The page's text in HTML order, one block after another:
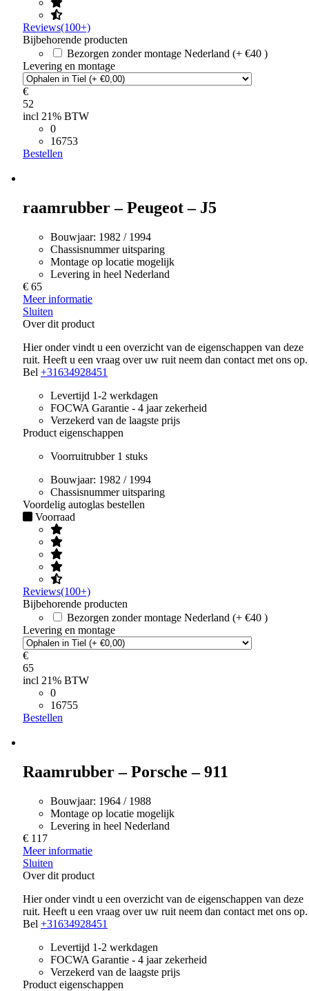
Reviews(100+)
Bijbehorende producten
Bezorgen zonder montage Nederland (+ €40 )
Levering en montage
€
52
incl 21% BTW
0
16753
Bestellen
raamrubber – Peugeot – J5
Bouwjaar: 1982 / 1994
Chassisnummer uitsparing
Montage op locatie mogelijk
Levering in heel Nederland
€ 65
Meer informatie
Sluiten
Over dit product
Hier onder vindt u een overzicht van de eigenschappen van deze
ruit. Heeft u een vraag over uw ruit neem dan contact met ons op.
Bel +31634928451
Levertijd 1-2 werkdagen
FOCWA Garantie - 4 jaar zekerheid
Verzekerd van de laagste prijs
Product eigenschappen
Voorruitrubber 1 stuks
Bouwjaar: 1982 / 1994
Chassisnummer uitsparing
Voordelig autoglas bestellen
Voorraad
Reviews(100+)
Bijbehorende producten
Bezorgen zonder montage Nederland (+ €40 )
Levering en montage
€
65
incl 21% BTW
0
16755
Bestellen
Raamrubber – Porsche – 911
Bouwjaar: 1964 / 1988
Montage op locatie mogelijk
Levering in heel Nederland
€ 117
Meer informatie
Sluiten
Over dit product
Hier onder vindt u een overzicht van de eigenschappen van deze
ruit. Heeft u een vraag over uw ruit neem dan contact met ons op.
Bel +31634928451
Levertijd 1-2 werkdagen
FOCWA Garantie - 4 jaar zekerheid
Verzekerd van de laagste prijs
Product eigenschappen